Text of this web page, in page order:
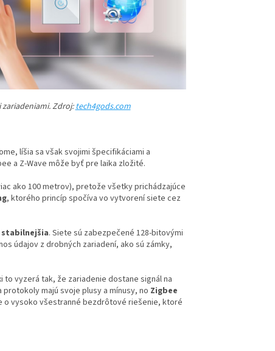
zariadeniami. Zdroj:tech4gods.com
líšia sa však svojimi špecifikáciami a
a Z-Wave môže byť pre laika zložité.
ako 100 metrov), pretože všetky prichádzajúce
, ktorého princíp spočíva vo vytvorení siete cez
stabilnejšia. Siete sú zabezpečené 128-bitovými
údajov z drobných zariadení, ako sú zámky,
to vyzerá tak, že zariadenie dostane signál na
majú svoje plusy a mínusy, no Zigbee
o vysoko všestranné bezdrôtové riešenie, ktoré